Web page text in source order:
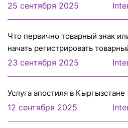
25 сентября 2025
Что первично товарный знак
начать регистрировать
23 сентября 2025
Услуга апостиля в Кыргызстане
12 сентября 2025